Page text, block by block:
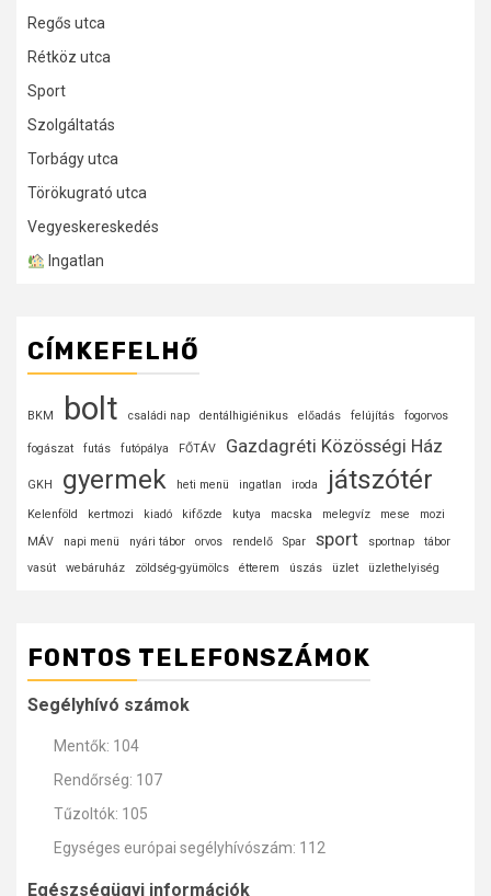
Regős utca
Rétköz utca
Sport
Szolgáltatás
Torbágy utca
Törökugrató utca
Vegyeskereskedés
Ingatlan
CÍMKEFELHŐ
BKM bolt családi nap dentálhigiénikus előadás felújítás fogorvos
fogászat futás futópálya FŐTÁV Gazdagréti Közösségi Ház
GKH gyermek heti menü ingatlan iroda játszótér
Kelenföld kertmozi kiadó kifőzde kutya macska melegvíz mese
mozi
MÁV
napi menü nyári tábor orvos rendelő Spar sport sportnap
tábor
vasút
webáruház zöldség-gyümölcs étterem úszás üzlet üzlethelyiség
FONTOS TELEFONSZÁMOK
Segélyhívó számok
Mentők: 104
Rendőrség: 107
Tűzoltók: 105
Egységes európai segélyhívószám: 112
Egészségügyi információk